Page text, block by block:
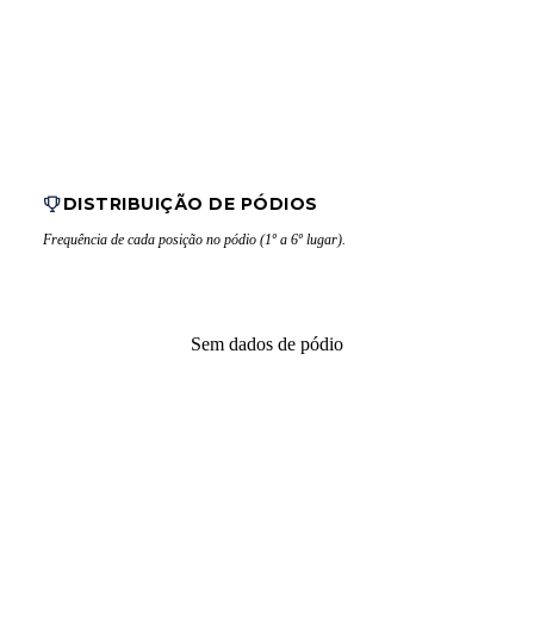
DISTRIBUIÇÃO DE PÓDIOS
Frequência de cada posição no pódio (1º a 6º lugar).
Sem dados de pódio